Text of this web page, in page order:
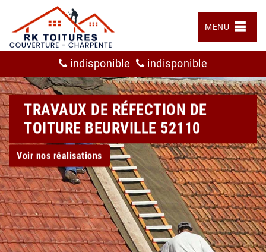
MENU
indisponible indisponible
TRAVAUX DE RÉFECTION DE
TOITURE BEURVILLE 52110
Voir nos réalisations